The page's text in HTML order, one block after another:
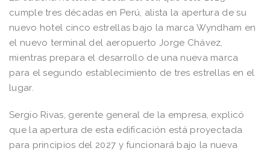
cumple tres décadas en Perú, alista la apertura de su
nuevo hotel cinco estrellas bajo la marca Wyndham en
el nuevo terminal del aeropuerto Jorge Chávez,
mientras prepara el desarrollo de una nueva marca
para el segundo establecimiento de tres estrellas en el
lugar.
Sergio Rivas, gerente general de la empresa, explicó
que la apertura de esta edificación está proyectada
para principios del 2027 y funcionará bajo la nueva